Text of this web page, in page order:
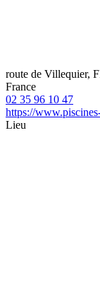
route de Villequier,
France
02 35 96 10 47
https://
Lieu